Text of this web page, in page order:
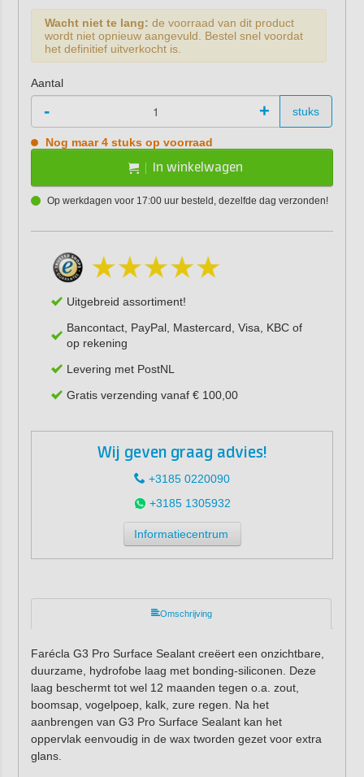
Wacht niet te lang: de voorraad van dit product
wordt niet opnieuw aangevuld. Bestel snel voordat
het definitief uitverkocht is.
Aantal
- + stuks
Nog maar 4 stuks op voorraad
In winkelwagen
Op werkdagen voor 17:00 uur besteld, dezelfde dag verzonden!
Uitgebreid assortiment!
Bancontact, PayPal, Mastercard, Visa, KBC of
op rekening
Levering met PostNL
Gratis verzending vanaf € 100,00
Wij geven graag advies!
+3185 0220090
+3185 1305932
Informatiecentrum
Omschrijving
Farécla G3 Pro Surface Sealant creëert een onzichtbare,
duurzame, hydrofobe laag met bonding-siliconen. Deze
laag beschermt tot wel 12 maanden tegen o.a. zout,
boomsap, vogelpoep, kalk, zure regen. Na het
aanbrengen van G3 Pro Surface Sealant kan het
oppervlak eenvoudig in de wax tworden gezet voor extra
glans.